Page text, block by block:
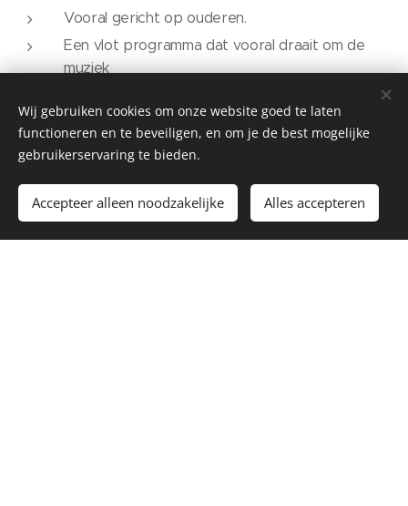
Vooral gericht op ouderen.
Een vlot programma dat vooral draait om de
muziek
Items in de show
Knuffelplaat
TV-tune van de week
Maak een gratis website. Begin
Wij gebruiken cookies om onze website goed te laten
functioneren en te beveiligen, en om je de best mogelijke
gebruikerservaring te bieden.
Accepteer alleen noodzakelijke Alles accepteren